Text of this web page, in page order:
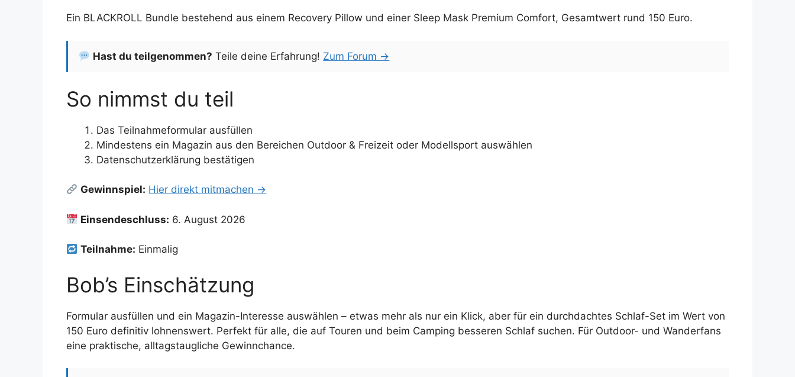
Ein BLACKROLL Bundle bestehend aus einem Recovery Pillow und einer Sleep Mask Premium Comfort, Gesamtwert rund 150 Euro.
Hast du teilgenommen? Teile deine Erfahrung! Zum Forum →
So nimmst du teil
Das Teilnahmeformular ausfüllen
Mindestens ein Magazin aus den Bereichen Outdoor & Freizeit oder Modellsport auswählen
Datenschutzerklärung bestätigen
Gewinnspiel: Hier direkt mitmachen →
Einsendeschluss: 6. August 2026
Teilnahme: Einmalig
Bob’s Einschätzung
Formular ausfüllen und ein Magazin-Interesse auswählen – etwas mehr als nur ein Klick, aber für ein durchdachtes Schlaf-Set im Wert von
150 Euro definitiv lohnenswert. Perfekt für alle, die auf Touren und beim Camping besseren Schlaf suchen. Für Outdoor- und Wanderfans
eine praktische, alltagstaugliche Gewinnchance.